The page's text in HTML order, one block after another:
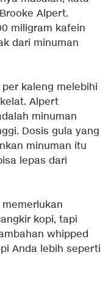
Alpert.
miligram kafein
dari minuman
kaleng melebihi
Alpert
minuman
Dosis gula yang
minuman itu
lepas dari
kopi, tapi
whipped
Anda lebih seperti